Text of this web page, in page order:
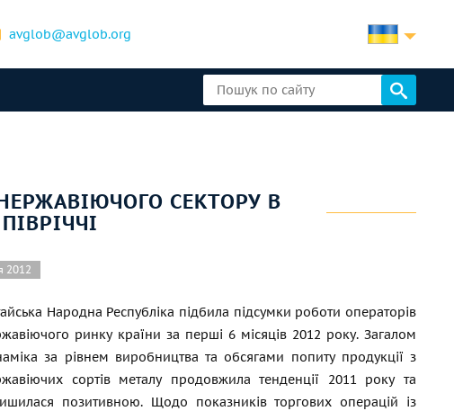
avglob@avglob.org
СЕКТОРУ В
2012
Народна Республіка підбила підсумки роботи операторів
ринку країни за перші 6 місяців 2012 року. Загалом
за рівнем виробництва та обсягами попиту продукції з
сортів металу продовжила тенденції 2011 року та
позитивною. Щодо показників торгових операцій із